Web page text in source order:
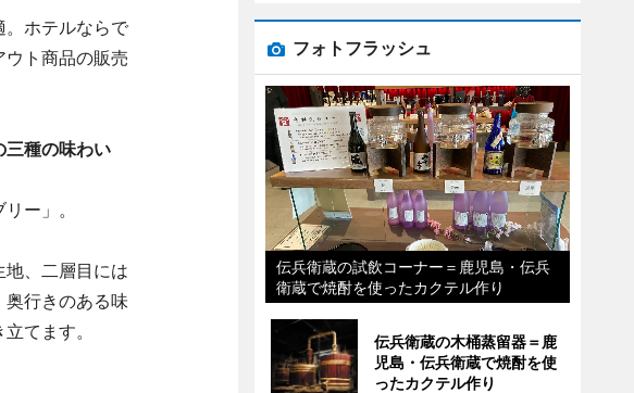
。ホテルならで
ト商品の販売
三種の味わい
ー」。
、二層目には
奥行きのある味
てます。
フォトフラッシュ
伝兵衛蔵の試飲コーナー＝鹿児島・伝兵
衛蔵で焼酎を使ったカクテル作り
伝兵衛蔵の木桶蒸留器＝鹿
児島・伝兵衛蔵で焼酎を使
ったカクテル作り